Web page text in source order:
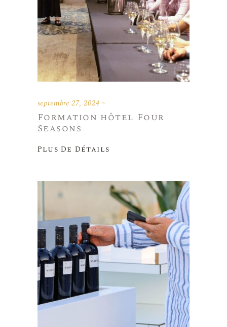
septembre 27, 2024
Formation hôtel Four
Seasons
Plus De Détails